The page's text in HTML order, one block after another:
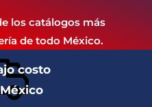
los catálogos más
de todo México.
costo